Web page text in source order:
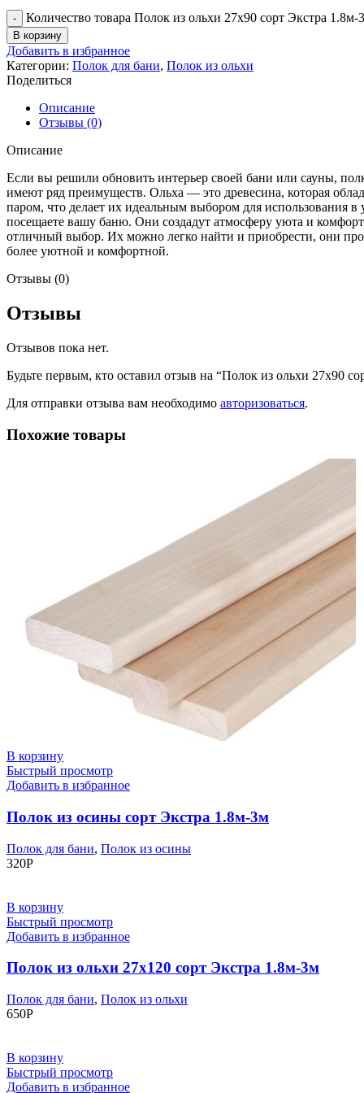
Количество товара Полок из ольхи 27х90 сорт Экстра 1.8м-
В корзину
Добавить в избранное
Категории: Полок для бани, Полок из ольхи
Поделиться
Описание
Отзывы (0)
Описание
Если вы решили обновить интерьер своей бани или сауны,
имеют ряд преимуществ. Ольха — это древесина, которая
паром, что делает их идеальным выбором для использования
посещаете вашу баню. Они создадут атмосферу уюта и
отличный выбор. Их можно легко найти и приобрести, они
более уютной и комфортной.
Отзывы (0)
Отзывы
Отзывов пока нет.
Будьте первым, кто оставил отзыв на “Полок из ольхи 27х90
Для отправки отзыва вам необходимо авторизоваться.
Похожие товары
В корзину
Быстрый просмотр
Добавить в избранное
Полок из осины сорт Экстра 1.8м-3м
Полок для бани, Полок из осины
320Р
В корзину
Быстрый просмотр
Добавить в избранное
Полок из ольхи 27х120 сорт Экстра 1.8м-3м
Полок для бани, Полок из ольхи
650Р
В корзину
Быстрый просмотр
Добавить в избранное